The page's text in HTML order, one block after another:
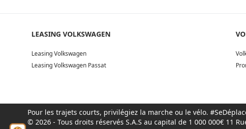
LEASING VOLKSWAGEN
Leasing Volkswagen
Leasing Volkswagen Passat
Pour les trajets courts, privilégiez la marche ou le vélo.
© 2026 - Tous droits réservés S.A.S au capital de 1 000 000€ 11